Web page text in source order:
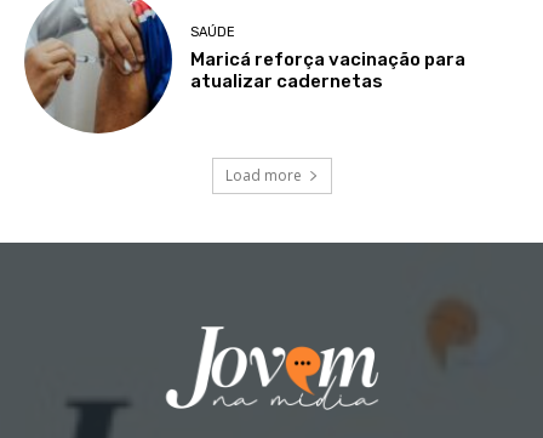
SAÚDE
Maricá reforça vacinação para
atualizar cadernetas
Load more